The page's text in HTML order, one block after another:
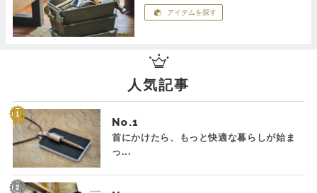
アイテムを探す
人気記事
No.
首にかけたら、もっと快適な暮らしが始ま
っ...